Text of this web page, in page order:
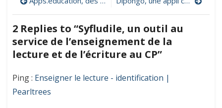
outil
au
service
de
l’enseignement
de
lecture
et
de
l’article
2 Replies to “Syfludile, un outil au
service de l’enseignement de la
lecture et de l’écriture au CP”
Ping : Enseigner le lecture - identification |
Pearltrees